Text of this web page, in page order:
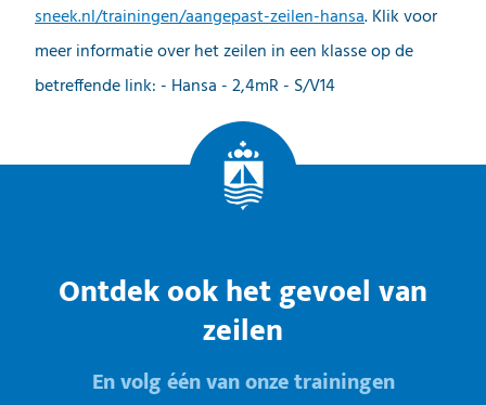
sneek.nl/trainingen/aangepast-zeilen-hansa. Klik voor
meer informatie over het zeilen in een klasse op de
betreffende link: - Hansa - 2,4mR - S/V14
Ontdek ook het gevoel van
zeilen
En volg één van onze trainingen